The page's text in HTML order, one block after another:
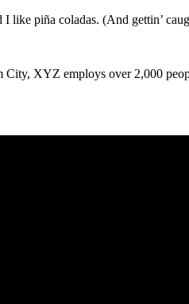
like piña coladas. (And gettin’
XYZ employs over 2,000